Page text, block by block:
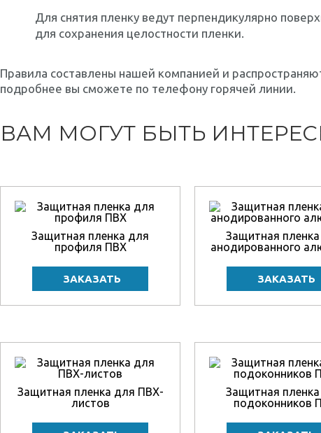
Для снятия пленку ведут перпендикулярно
для сохранения целостности пленки.
Правила составлены нашей компанией и
подробнее вы сможете по телефону горячей линии.
ВАМ МОГУТ БЫТЬ
Защитная пленка для
профиля ПВХ
Защитная
анодированного
Защитная пленка для ПВХ-
листов
Защитная
подоконников